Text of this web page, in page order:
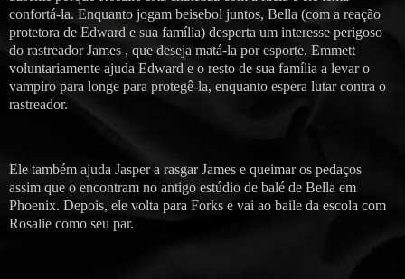
confortá-la. Enquanto jogam beisebol juntos, Bella (com a reação
protetora de Edward e sua família) desperta um interesse perigoso
do rastreador James , que deseja matá-la por esporte. Emmett
voluntariamente ajuda Edward e o resto de sua família a levar o
vampiro para longe para protegê-la, enquanto espera lutar contra o
rastreador.
Ele também ajuda Jasper a rasgar James e queimar os pedaços
assim que o encontram no antigo estúdio de balé de Bella em
Phoenix. Depois, ele volta para Forks e vai ao baile da escola com
Rosalie como seu par.